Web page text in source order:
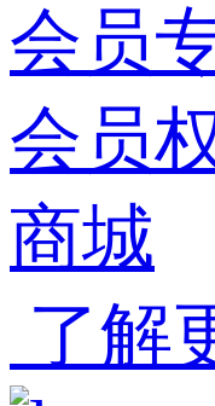
会员
会员
商城
了解